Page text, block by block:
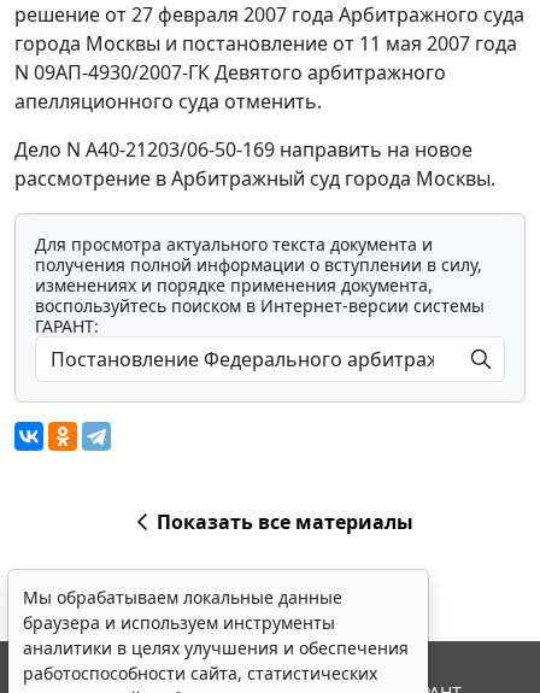
решение от 27 февраля 2007 года Арбитражного суда
города Москвы и постановление от 11 мая 2007 года
N 09АП-4930/2007-ГК Девятого арбитражного
апелляционного суда отменить.
Дело N А40-21203/06-50-169 направить на новое
рассмотрение в Арбитражный суд города Москвы.
Для просмотра актуального текста документа и
получения полной информации о вступлении в силу,
изменениях и порядке применения документа,
воспользуйтесь поиском в Интернет-версии системы
ГАРАНТ:
Показать все материалы
Мы обрабатываем локальные данные
браузера и используем инструменты
аналитики в целях улучшения и обеспечения
работоспособности сайта, статистических